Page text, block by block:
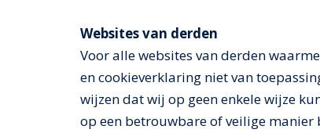
Websites van derden
Voor alle websites van derden
en cookieverklaring niet van
wijzen dat wij op geen enkele wijze
op een betrouwbare of veilige manier